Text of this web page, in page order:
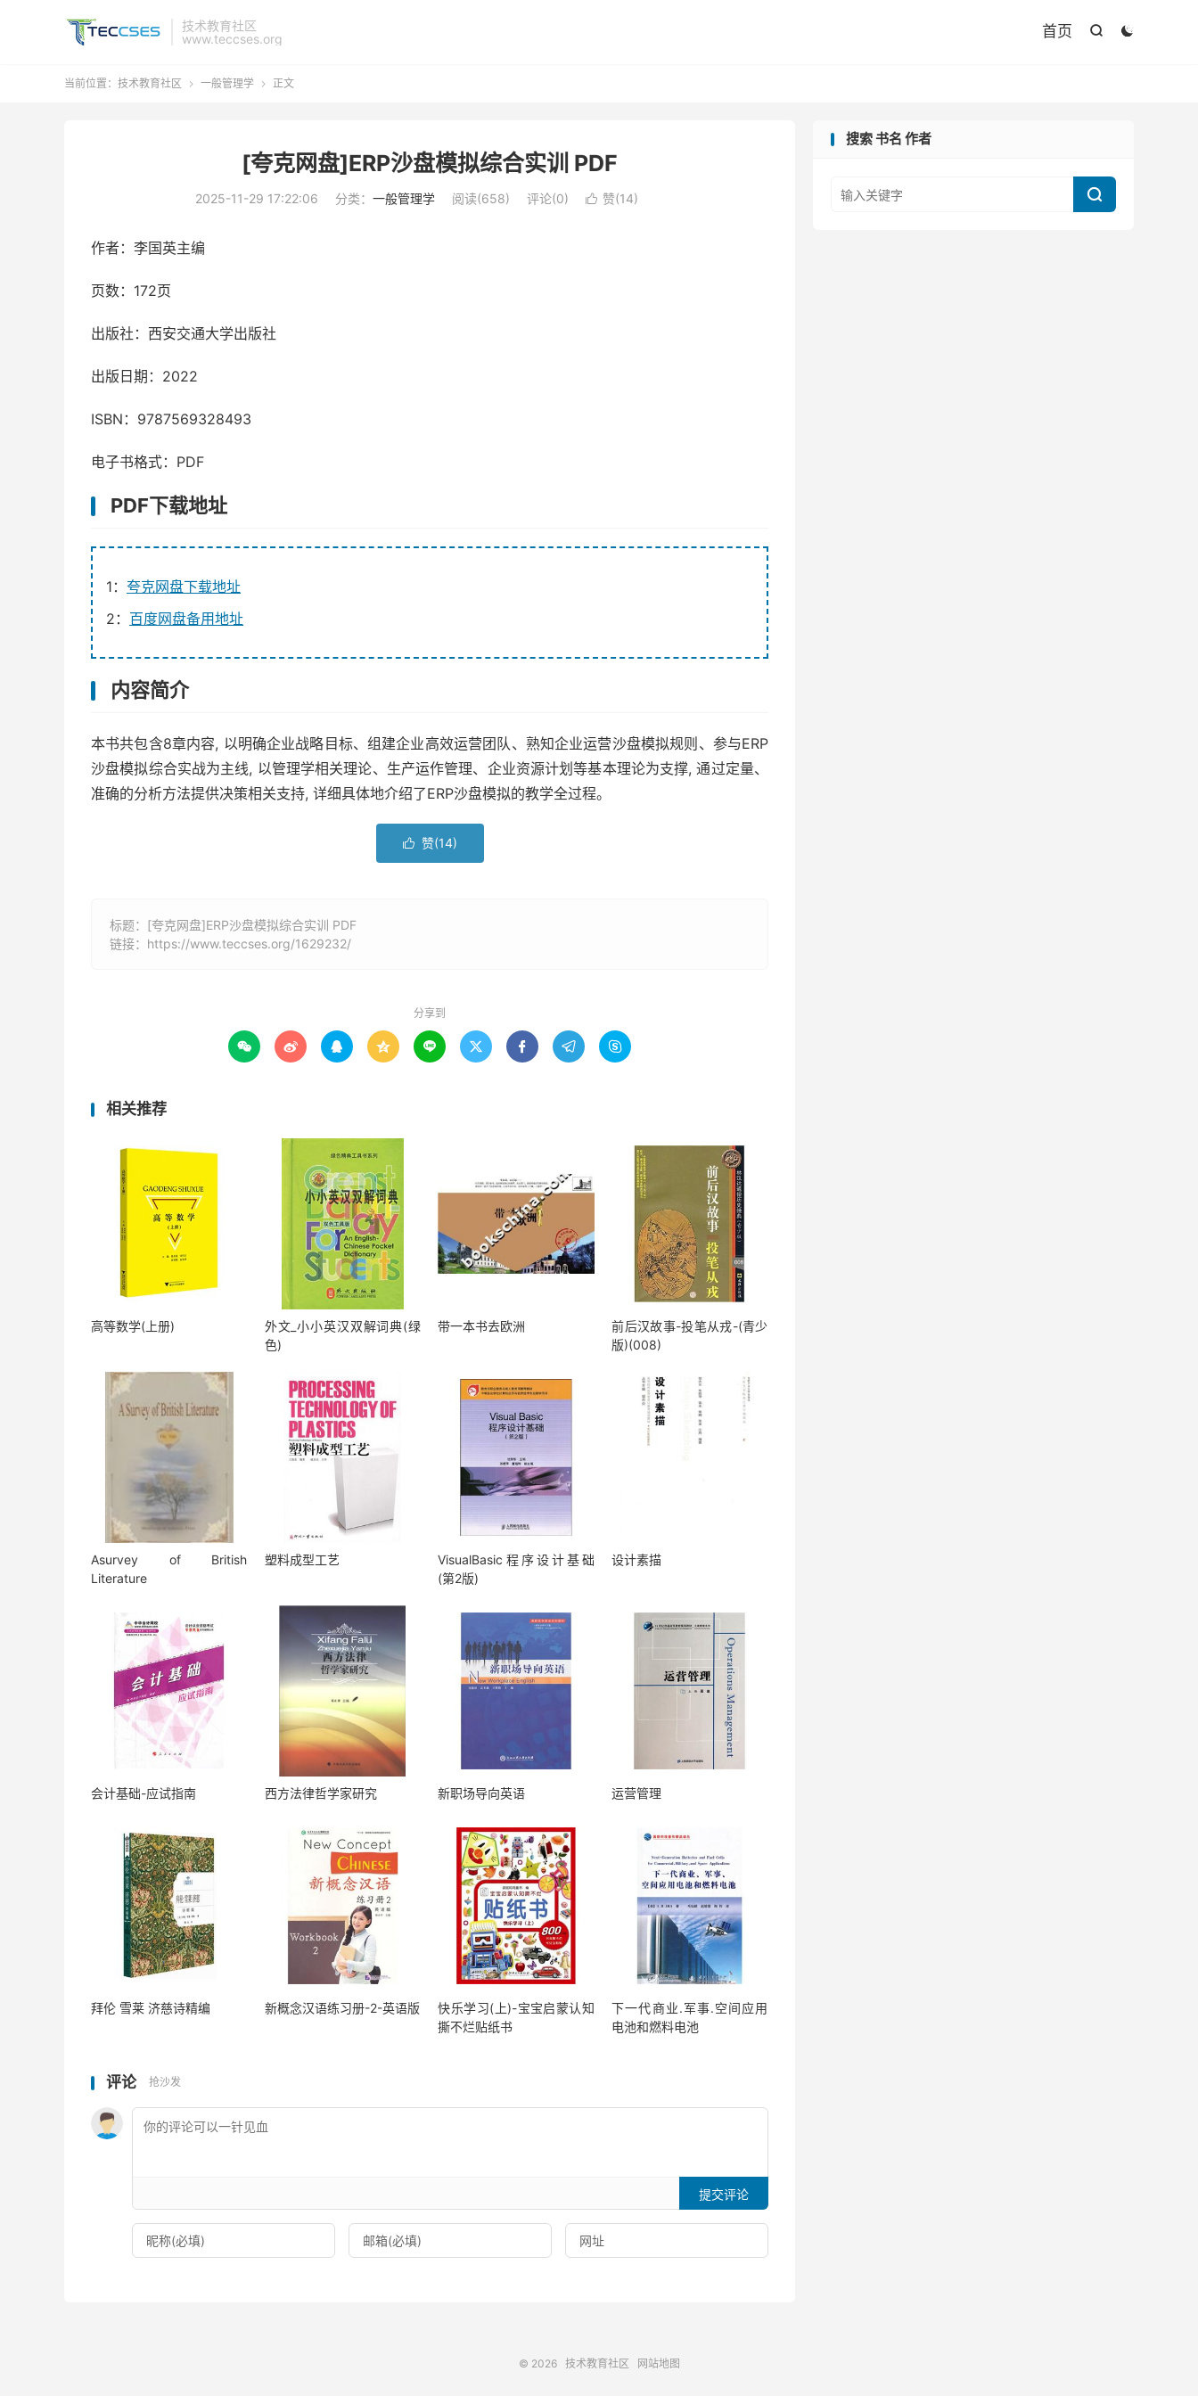
技术教育社区
www.teccses.org


首页
当前位置： 技术教育社区  一般管理学  正文
[夸克网盘]ERP沙盘模拟综合实训 PDF
2025-11-29 17:22:06 分类： 一般管理学 阅读(658) 评论(0)  赞(14)
作者：李国英主编
页数：172页
出版社：西安交通大学出版社
出版日期：2022
ISBN：9787569328493
电子书格式：PDF
PDF下载地址
1： 夸克网盘下载地址
2： 百度网盘备用地址
内容简介
本书共包含8章内容, 以明确企业战略目标、组建企业高效运营团队、熟知企业运营沙盘模拟规则、参与ERP
沙盘模拟综合实战为主线, 以管理学相关理论、生产运作管理、企业资源计划等基本理论为支撑, 通过定量、
准确的分析方法提供决策相关支持, 详细具体地介绍了ERP沙盘模拟的教学全过程。
 赞(14)
标题：[夸克网盘]ERP沙盘模拟综合实训 PDF
链接： https://www.teccses.org/1629232/
分享到
        
相关推荐
高等数学(上册)
外文_小小英汉双解词典(绿
色)
带一本书去欧洲
前后汉故事-投笔从戎-(青少
版)(008)
Asurvey of British
Literature
塑料成型工艺
VisualBasic程序设计基础
(第2版)
设计素描
会计基础-应试指南 西方法律哲学家研究 新职场导向英语 运营管理
拜伦 雪莱 济慈诗精编 新概念汉语练习册-2-英语版
快乐学习(上)-宝宝启蒙认知
撕不烂贴纸书
下一代商业.军事.空间应用
电池和燃料电池
评论 抢沙发
提交评论
搜索 书名 作者

© 2026 技术教育社区 网站地图